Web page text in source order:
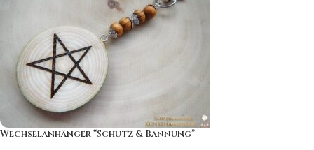
Wechselanhänger “Schutz & Bannung”